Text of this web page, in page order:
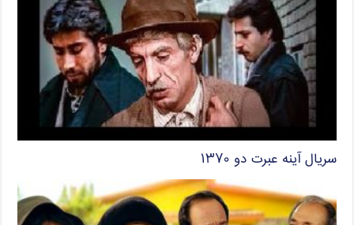
سریال آینه عبرت دو ۱۳۷۰